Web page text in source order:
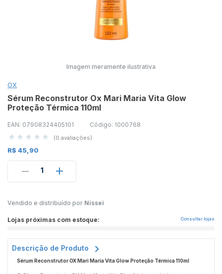
Imagem meramente ilustrativa
OX
Sérum Reconstrutor Ox Mari Maria Vita Glow
Proteção Térmica 110ml
EAN: 07908324405101 Código: 1000768
(0 avaliações)
R$ 45,90
1
Vendido e distribuído por Nissei
Lojas próximas com estoque: Consultar lojas
Descrição de Produto
Sérum Reconstrutor OX Mari Maria Vita Glow Proteção Térmica 110ml